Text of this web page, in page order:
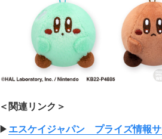
＜関連リンク＞
▶︎ エスケイジャパン プライズ情報サ